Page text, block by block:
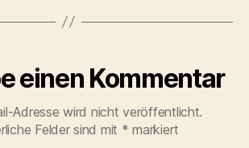
einen Kommentar
Adresse wird nicht veröffentlicht.
Felder sind mit * markiert